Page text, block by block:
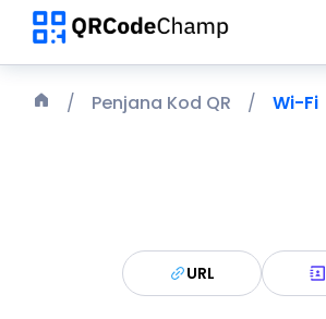
Penjana Kod QR Wi-Fi
URL